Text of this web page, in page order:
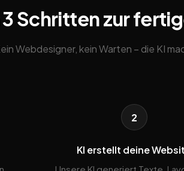
3 Schritten zur
Webdesigner, kein Warten – die KI
2
KI erstellt deine